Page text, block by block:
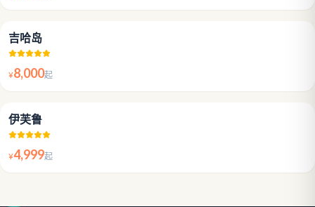
吉哈岛
¥8,000起
伊芙鲁
¥4,999起